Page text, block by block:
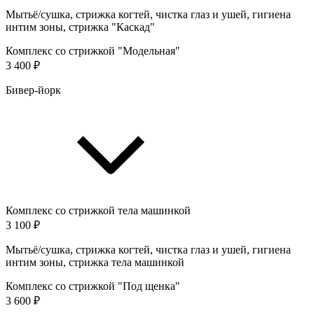
Мытьё/сушка, стрижка когтей, чистка глаз и ушей, гигиена
интим зоны, стрижка "Каскад"
Комплекс со стрижкой "Модельная"
3 400 ₽
Бивер-йорк
Комплекс со стрижкой тела машинкой
3 100 ₽
Мытьё/сушка, стрижка когтей, чистка глаз и ушей, гигиена
интим зоны, стрижка тела машинкой
Комплекс со стрижкой "Под щенка"
3 600 ₽